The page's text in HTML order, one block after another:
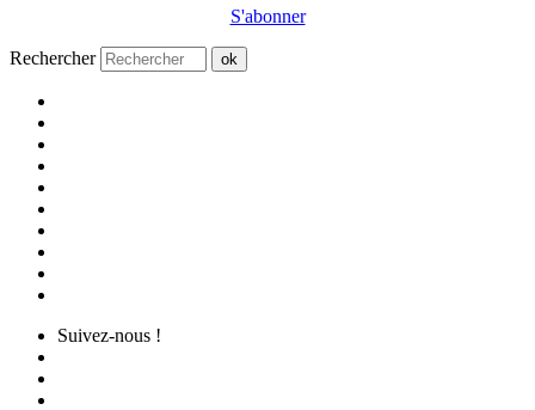
S'abonner
Rechercher ok
Suivez-nous !